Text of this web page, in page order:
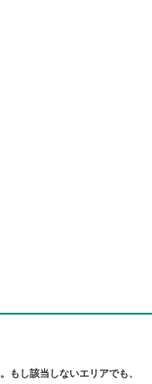
もし該当しないエリアでも、